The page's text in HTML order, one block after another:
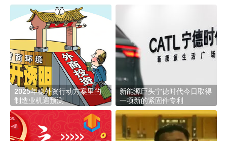
2025年稳外资行动方案里的
制造业机遇预测
新能源巨头宁德时代今日取得
一项新的紧固件专利